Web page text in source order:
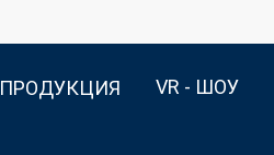
ПРОДУКЦИЯ VR - ШОУ